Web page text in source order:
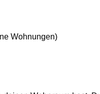
Wohnungen)